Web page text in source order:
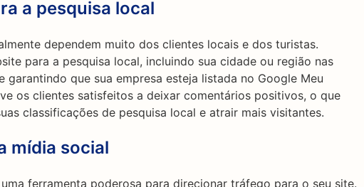
a pesquisa local
dependem muito dos clientes locais e dos turistas.
para a pesquisa local, incluindo sua cidade ou região nas
garantindo que sua empresa esteja listada no Google Meu
os clientes satisfeitos a deixar comentários positivos, o que
classificações de pesquisa local e atrair mais visitantes.
mídia social
ferramenta poderosa para direcionar tráfego para o seu site.